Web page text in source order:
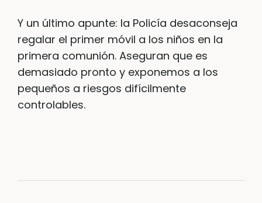
Y un último apunte: la Policía desaconseja
regalar el primer móvil a los niños en la
primera comunión. Aseguran que es
demasiado pronto y exponemos a los
pequeños a riesgos difícilmente
controlables.